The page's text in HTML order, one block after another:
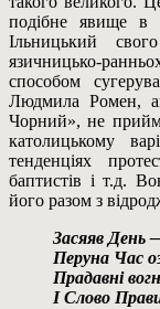
подібне явище в
Ільницький
язичницько-
способом
Людмила Ромен,
Чорний», не
католицькому
тенденціях
баптистів і т.д.
його разом з
Засяяв День
Перуна Час
Прадавні
І Слово